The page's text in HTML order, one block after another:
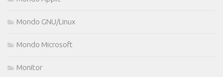
Mondo GNU/Linux
Mondo Microsoft
Monitor